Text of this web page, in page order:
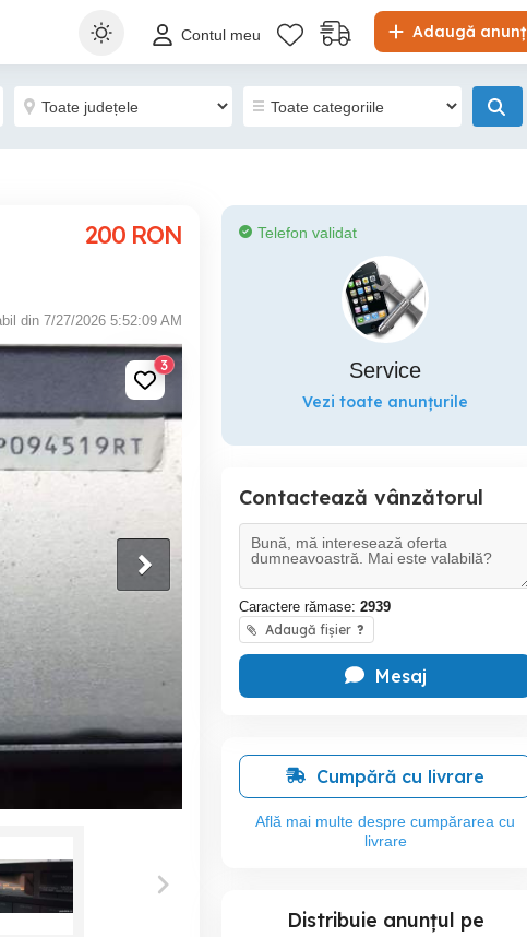
Adaugă anunț
Contul meu
200 RON
din 7/27/2026 5:52:09 AM
3
Telefon validat
Service
Vezi toate anunțurile
Contactează vânzătorul
Caractere rămase: 2939
Adaugă fișier ?
Mesaj
Cumpără cu livrare
Află mai multe despre cumpărarea cu
livrare
Distribuie anunțul pe